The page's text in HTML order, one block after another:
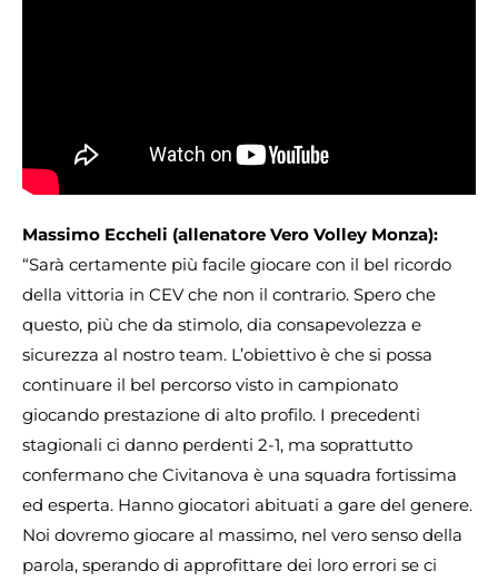
Massimo Eccheli (allenatore Vero Volley Monza):
“Sarà certamente più facile giocare con il bel ricordo
della vittoria in CEV che non il contrario. Spero che
questo, più che da stimolo, dia consapevolezza e
sicurezza al nostro team. L’obiettivo è che si possa
continuare il bel percorso visto in campionato
giocando prestazione di alto profilo. I precedenti
stagionali ci danno perdenti 2-1, ma soprattutto
confermano che Civitanova è una squadra fortissima
ed esperta. Hanno giocatori abituati a gare del genere.
Noi dovremo giocare al massimo, nel vero senso della
parola, sperando di approfittare dei loro errori se ci